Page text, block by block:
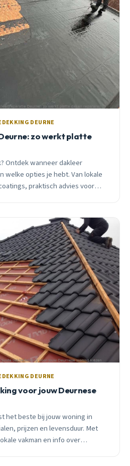
DEURNE
zo werkt platte
Ontdek wanneer dakleer
welke opties je hebt. Van lokale
praktisch advies voor
DEURNE
voor jouw Deurnese
het beste bij jouw woning in
prijzen en levensduur. Met
vakman en info over